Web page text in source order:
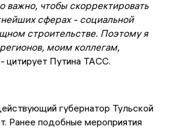
важно, чтобы скорректировать
сферах - социальной
строительстве. Поэтому я
моим коллегам,
цитирует Путина ТАСС.
губернатор Тульской
Ранее подобные мероприятия